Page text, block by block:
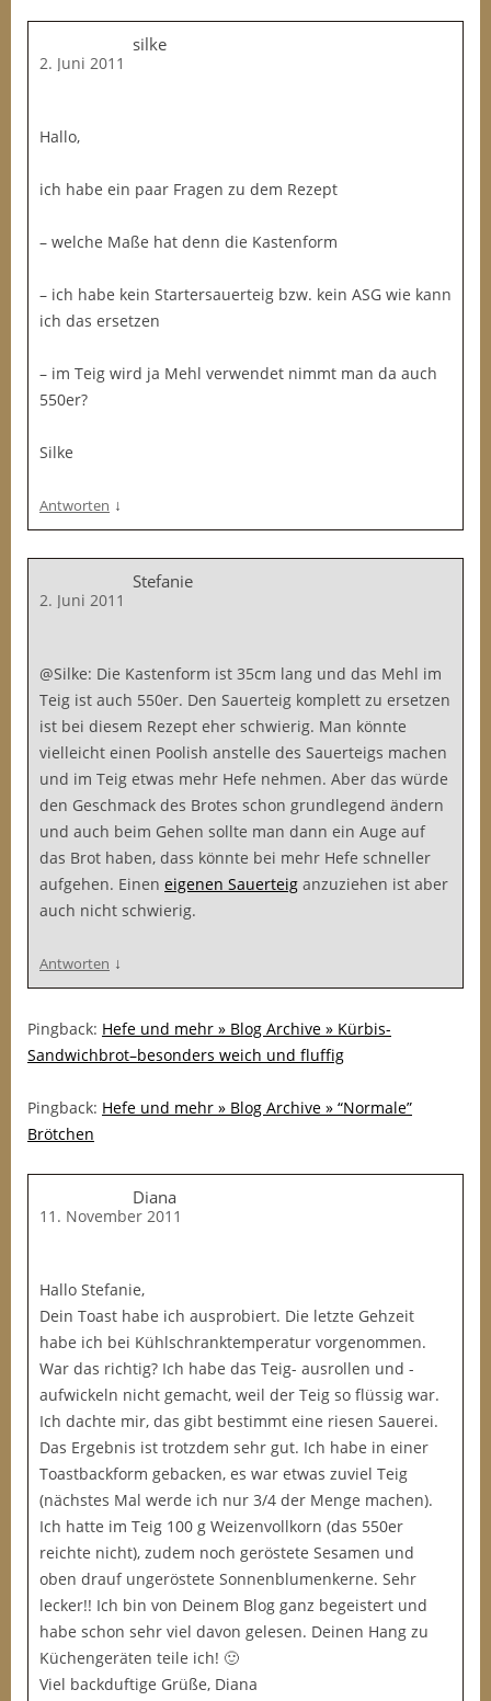
silke
2. Juni 2011
Hallo,
ich habe ein paar Fragen zu dem Rezept
– welche Maße hat denn die Kastenform
– ich habe kein Startersauerteig bzw. kein ASG wie kann
ich das ersetzen
– im Teig wird ja Mehl verwendet nimmt man da auch
550er?
Silke
Antworten ↓
Stefanie
2. Juni 2011
@Silke: Die Kastenform ist 35cm lang und das Mehl im
Teig ist auch 550er. Den Sauerteig komplett zu ersetzen
ist bei diesem Rezept eher schwierig. Man könnte
vielleicht einen Poolish anstelle des Sauerteigs machen
und im Teig etwas mehr Hefe nehmen. Aber das würde
den Geschmack des Brotes schon grundlegend ändern
und auch beim Gehen sollte man dann ein Auge auf
das Brot haben, dass könnte bei mehr Hefe schneller
aufgehen. Einen eigenen Sauerteig anzuziehen ist aber
auch nicht schwierig.
Antworten ↓
Pingback: Hefe und mehr » Blog Archive » Kürbis-
Sandwichbrot–besonders weich und fluffig
Pingback: Hefe und mehr » Blog Archive » “Normale”
Brötchen
Diana
11. November 2011
Hallo Stefanie,
Dein Toast habe ich ausprobiert. Die letzte Gehzeit
habe ich bei Kühlschranktemperatur vorgenommen.
War das richtig? Ich habe das Teig- ausrollen und -
aufwickeln nicht gemacht, weil der Teig so flüssig war.
Ich dachte mir, das gibt bestimmt eine riesen Sauerei.
Das Ergebnis ist trotzdem sehr gut. Ich habe in einer
Toastbackform gebacken, es war etwas zuviel Teig
(nächstes Mal werde ich nur 3/4 der Menge machen).
Ich hatte im Teig 100 g Weizenvollkorn (das 550er
reichte nicht), zudem noch geröstete Sesamen und
oben drauf ungeröstete Sonnenblumenkerne. Sehr
lecker!! Ich bin von Deinem Blog ganz begeistert und
habe schon sehr viel davon gelesen. Deinen Hang zu
Küchengeräten teile ich! 🙂
Viel backduftige Grüße, Diana